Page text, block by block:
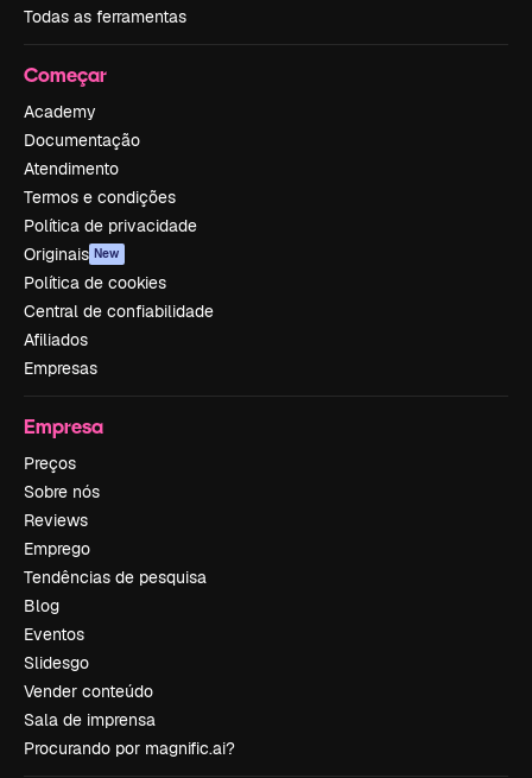
Todas as ferramentas
Começar
Academy
Documentação
Atendimento
Termos e condições
Política de privacidade
Originais New
Política de cookies
Central de confiabilidade
Afiliados
Empresas
Empresa
Preços
Sobre nós
Reviews
Emprego
Tendências de pesquisa
Blog
Eventos
Slidesgo
Vender conteúdo
Sala de imprensa
Procurando por magnific.ai?